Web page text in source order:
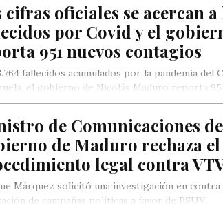
cifras oficiales se acercan
por Covid y el
951 nuevos contagios
fallecidos acumulados por la pandemia del
el gobierno de Nicolás Maduro reporta
de Comunicaciones
de Maduro rechaza el
legal contra
Márquez solicitó una investigación en
de campañas políticas a favor de PSUV.